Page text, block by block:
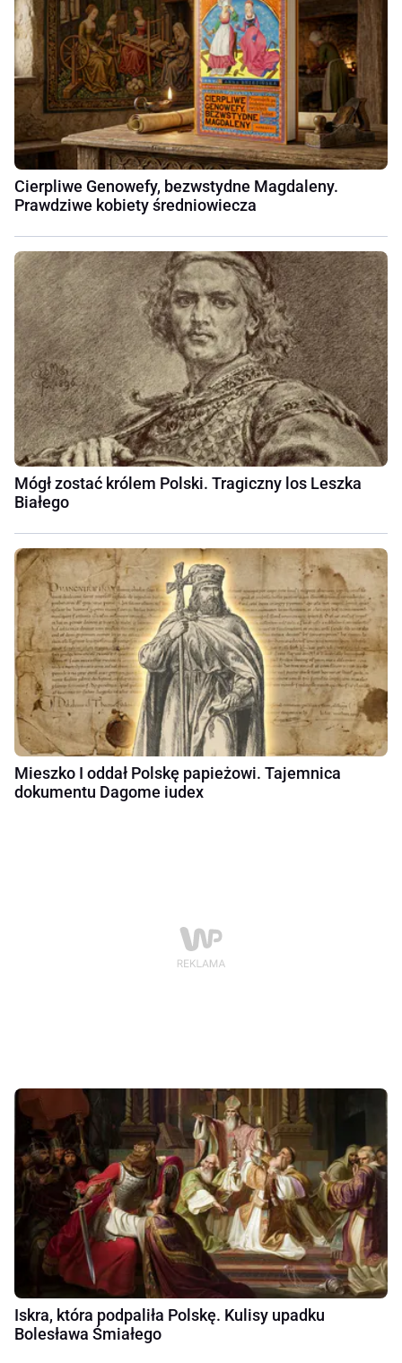
Cierpliwe Genowefy, bezwstydne Magdaleny.
Prawdziwe kobiety średniowiecza
Mógł zostać królem Polski. Tragiczny los Leszka
Białego
Mieszko I oddał Polskę papieżowi. Tajemnica
dokumentu Dagome iudex
Iskra, która podpaliła Polskę. Kulisy upadku
Bolesława Śmiałego